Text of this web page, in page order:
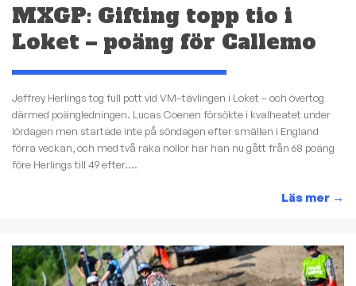
MXGP: Gifting topp tio i
Loket – poäng för Callemo
Jeffrey Herlings tog full pott vid VM–tävlingen i Loket – och övertog
därmed poängledningen. Lucas Coenen försökte i kvalheatet under
lördagen men startade inte på söndagen efter smällen i England
förra veckan, och med två raka nollor har han nu gått från 68 poäng
före Herlings till 49 efter....
Läs mer →